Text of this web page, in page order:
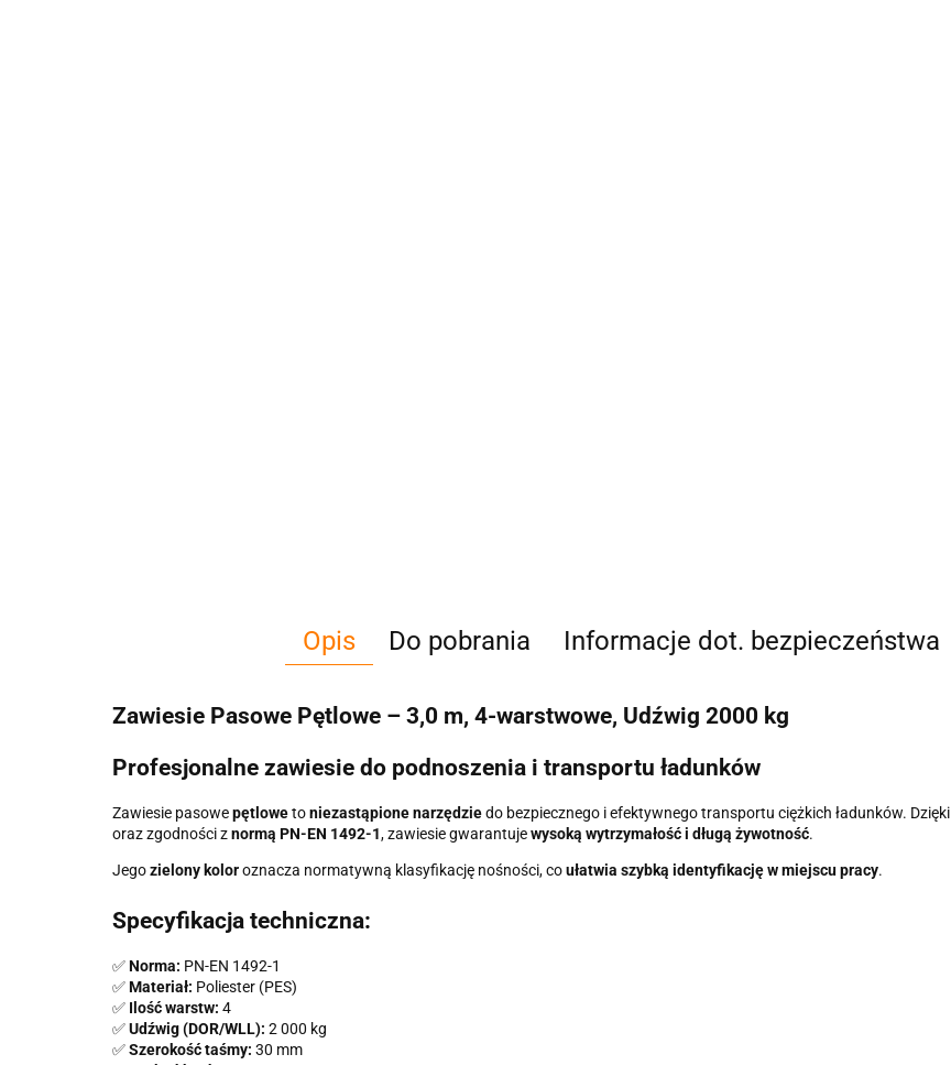
Opis Do pobrania Informacje dot. bezpieczeństwa
Zawiesie Pasowe Pętlowe – 3,0 m, 4-warstwowe, Udźwig 2000 kg
Profesjonalne zawiesie do podnoszenia i transportu ładunków
Zawiesie pasowepętlowetoniezastąpione narzędziedo bezpiecznego i efektywnego transportu ciężkich ładunków. Dzięki
oraz zgodności znormą PN-EN 1492-1, zawiesie gwarantujewysoką wytrzymałość i długą żywotność.
Jegozielony koloroznacza normatywną klasyfikację nośności, coułatwia szybką identyfikację w miejscu pracy.
Specyfikacja techniczna:
✅Norma: PN-EN 1492-1
✅Materiał: Poliester (PES)
✅ Ilość warstw: 4
✅Udźwig (DOR/WLL): 2 000 kg
✅Szerokość taśmy: 30 mm